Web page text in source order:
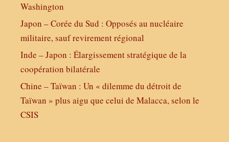
Washington
Japon – Corée du Sud : Opposés au nucléaire
militaire, sauf revirement régional
Inde – Japon : Élargissement stratégique de la
coopération bilatérale
Chine – Taïwan : Un « dilemme du détroit de
Taïwan » plus aigu que celui de Malacca, selon le
CSIS